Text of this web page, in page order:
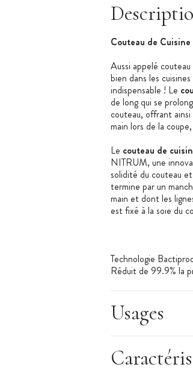
Couteau de
Aussi appelé
bien dans les
indispensable ! Le
de long qui se
couteau, offrant
main lors de la
Le couteau de
NITRUM, une
solidité du couteau
termine par un
main et dont les
est fixé à la soie du
Technologie
Réduit de 99.9% la
Les + produit
Inox NITRUM
Usages